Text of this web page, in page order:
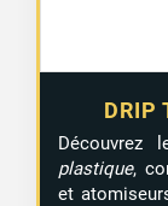
DRIP
Découvrez
plastique,
et